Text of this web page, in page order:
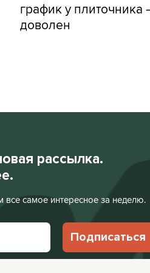
график у плиточника
доволен
рассылка.
самое интересное за неделю.
Подписаться